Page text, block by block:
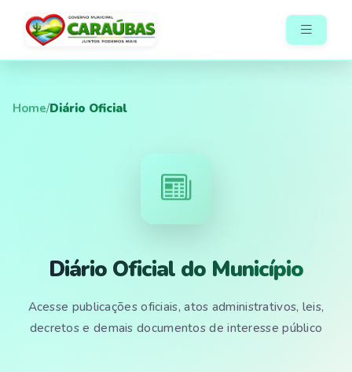
Home/Diário Oficial
Diário Oficial do Município
Acesse publicações oficiais, atos administrativos, leis,
decretos e demais documentos de interesse público